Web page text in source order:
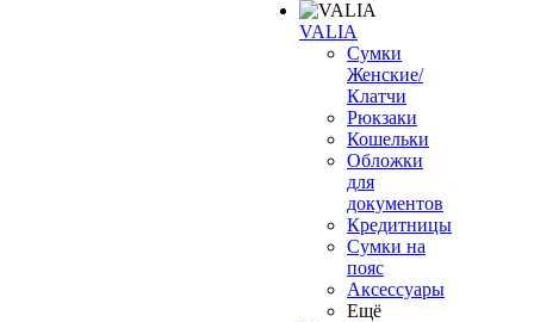
VALIA
Сумки
Женские/
Клатчи
Рюкзаки
Кошельки
Обложки
для
документов
Кредитницы
Сумки на
пояс
Аксессуары
Ещё